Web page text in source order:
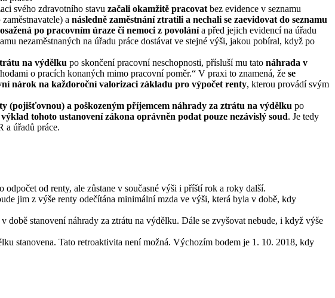
svého zdravotního stavu začali okamžitě pracovat bez evidence v seznamu
a následně zaměstnání ztratili a nechali se zaevidovat do seznamu
po pracovním úraze či nemoci z povolánía před jejich evidencí na úřadu
nezaměstnaných na úřadu práce dostávat ve stejné výši, jakou pobíral, když po
na výdělku po skončení pracovní neschopnosti, přísluší mu tato náhrada v
o pracích konaných mimo pracovní poměr.“ V praxi to znamená, že se
nárok na každoroční valorizaci základu pro výpočet renty, kterou provádí svým
(pojišťovnou) a poškozeným příjemcem náhrady za ztrátu na výdělku po
tohoto ustanovení zákona oprávněn podat pouze nezávislý soud. Je tedy
a úřadů práce.
od renty, ale zůstane v současné výši i příští rok a roky další.
jim z výše renty odečítána minimální mzda ve výši, která byla v době, kdy
stanovení náhrady za ztrátu na výdělku. Dále se zvyšovat nebude, i když výše
stanovena. Tato retroaktivita není možná. Výchozím bodem je 1. 10. 2018, kdy